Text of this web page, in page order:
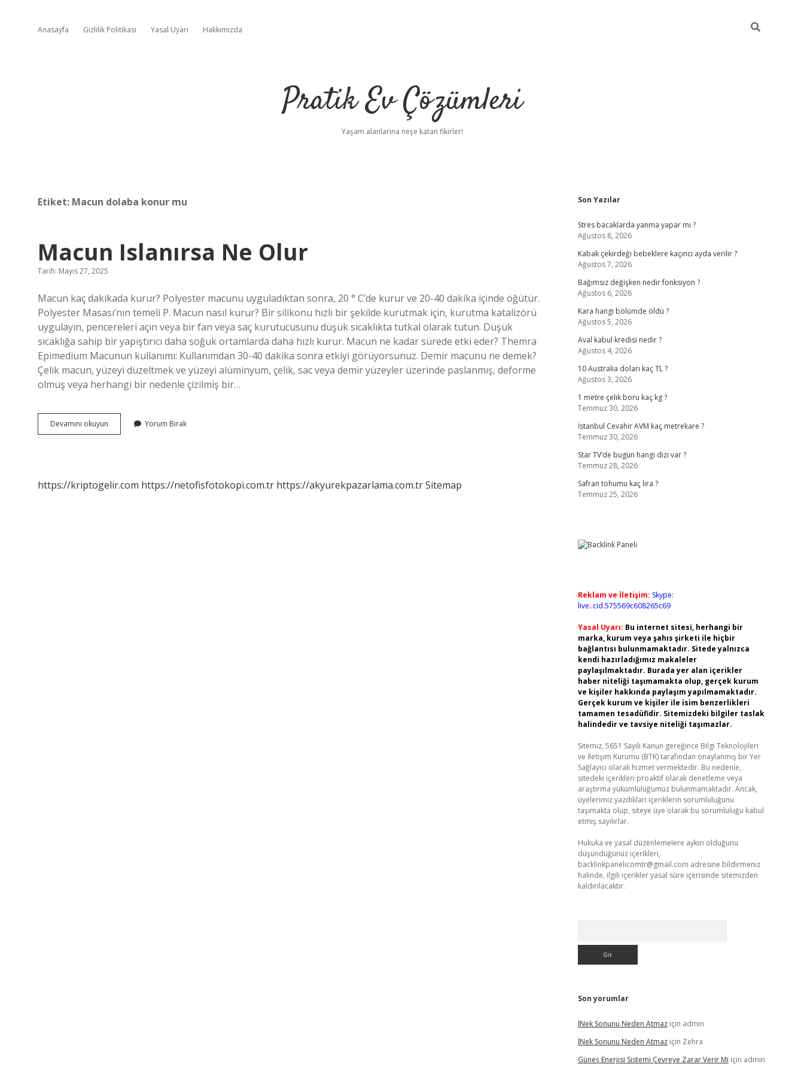
Anasayfa Gizlilik Politikası Yasal Uyarı Hakkımızda
Pratik Ev Çözümleri
Yaşam alanlarına neşe katan fikirler!
Etiket: Macun dolaba konur mu
Macun Islanırsa Ne Olur
Tarih: Mayıs 27, 2025
Macun kaç dakikada kurur? Polyester macunu uyguladıktan sonra, 20 ° C’de kurur ve 20-40 dakika içinde öğütür.
Polyester Masası’nın temeli P. Macun nasıl kurur? Bir silikonu hızlı bir şekilde kurutmak için, kurutma katalizörü
uygulayın, pencereleri açın veya bir fan veya saç kurutucusunu düşük sıcaklıkta tutkal olarak tutun. Düşük
sıcaklığa sahip bir yapıştırıcı daha soğuk ortamlarda daha hızlı kurur. Macun ne kadar sürede etki eder? Themra
Epimedium Macunun kullanımı: Kullanımdan 30-40 dakika sonra etkiyi görüyorsunuz. Demir macunu ne demek?
Çelik macun, yüzeyi düzeltmek ve yüzeyi alüminyum, çelik, sac veya demir yüzeyler üzerinde paslanmış, deforme
olmuş veya herhangi bir nedenle çizilmiş bir…
Devamını okuyun
Islanırsa
Yorum Bırak
https://kriptogelir.com https://netofisfotokopi.com.tr https://akyurekpazarlama.com.trSitemap
Sidebar
Son Yazılar
Stres bacaklarda yanma yapar mı ?
Ağustos 8, 2026
Kabak çekirdeği bebeklere kaçıncı ayda verilir ?
Ağustos 7, 2026
Bağımsız değişken nedir fonksiyon ?
Ağustos 6, 2026
Kara hangi bölümde öldü ?
Ağustos 5, 2026
Aval kabul kredisi nedir ?
Ağustos 4, 2026
10 Australia doları kaç TL ?
Ağustos 3, 2026
1 metre çelik boru kaç kg ?
Temmuz 30, 2026
İstanbul Cevahir AVM kaç metrekare ?
Temmuz 30, 2026
Star TV’de bugün hangi dizi var ?
Temmuz 28, 2026
Safran tohumu kaç lira ?
Temmuz 25, 2026
Reklam ve İletişim: Skype:
live:.cid.575569c608265c69
Yasal Uyarı: Bu internet sitesi, herhangi bir
marka, kurum veya şahıs şirketi ile hiçbir
bağlantısı bulunmamaktadır. Sitede yalnızca
kendi hazırladığımız makaleler
paylaşılmaktadır. Burada yer alan içerikler
haber niteliği taşımamakta olup, gerçek kurum
ve kişiler hakkında paylaşım yapılmamaktadır.
Gerçek kurum ve kişiler ile isim benzerlikleri
tamamen tesadüfidir. Sitemizdeki bilgiler taslak
halindedir ve tavsiye niteliği taşımazlar.
Sitemiz, 5651 Sayılı Kanun gereğince Bilgi Teknolojileri
ve İletişim Kurumu (BTK) tarafından onaylanmış bir Yer
Sağlayıcı olarak hizmet vermektedir. Bu nedenle,
sitedeki içerikleri proaktif olarak denetleme veya
araştırma yükümlülüğümüz bulunmamaktadır. Ancak,
üyelerimiz yazdıkları içeriklerin sorumluluğunu
taşımakta olup, siteye üye olarak bu sorumluluğu kabul
etmiş sayılırlar.
Hukuka ve yasal düzenlemelere aykırı olduğunu
düşündüğünüz içerikleri,
backlinkpanelicomtr@gmail.com adresine bildirmeniz
halinde, ilgili içerikler yasal süre içerisinde sitemizden
kaldırılacaktır.
Son yorumlar
İNek Sonunu Neden Atmaziçin admin
İNek Sonunu Neden Atmaziçin Zehra
Güneş Enerjisi Sistemi Çevreye Zarar Verir Mi için admin